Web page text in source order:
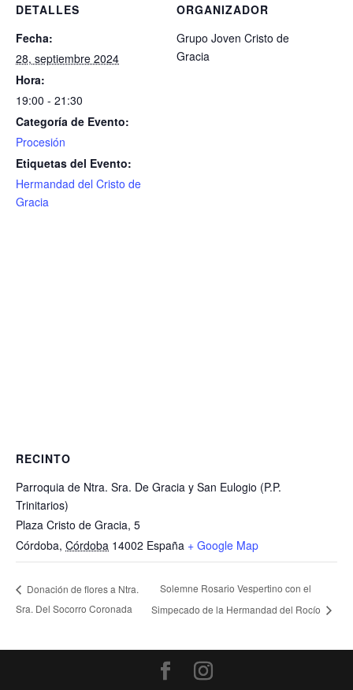
DETALLES
Fecha:
28, septiembre 2024
Hora:
19:00 - 21:30
Categoría de Evento:
Procesión
Etiquetas del Evento:
Hermandad del Cristo de
Gracia
ORGANIZADOR
Grupo Joven Cristo de
Gracia
RECINTO
Parroquia de Ntra. Sra. De Gracia y San Eulogio (P.P.
Trinitarios)
Plaza Cristo de Gracia, 5
Córdoba, Córdoba 14002 España + Google Map
Donación de flores a Ntra.
Sra. Del Socorro Coronada
Solemne Rosario Vespertino con el
Simpecado de la Hermandad del Rocío